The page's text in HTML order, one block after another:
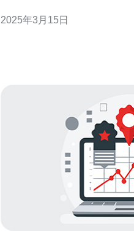
用直播服务器成为了一种高效实
2025年3月15日